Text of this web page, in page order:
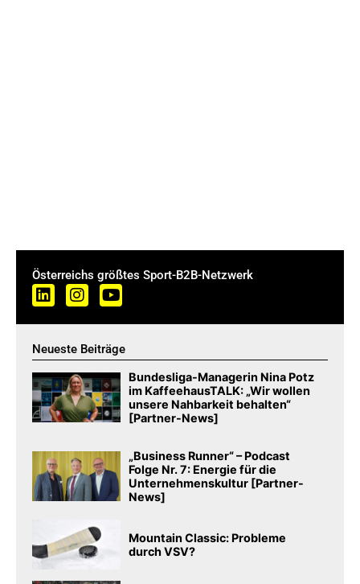
Österreichs größtes Sport-B2B-Netzwerk
Neueste Beiträge
Bundesliga-Managerin Nina Potz
im KaffeehausTALK: „Wir wollen
unsere Nahbarkeit behalten“
[Partner-News]
„Business Runner“ – Podcast
Folge Nr. 7: Energie für die
Unternehmenskultur [Partner-
News]
Mountain Classic: Probleme
durch VSV?